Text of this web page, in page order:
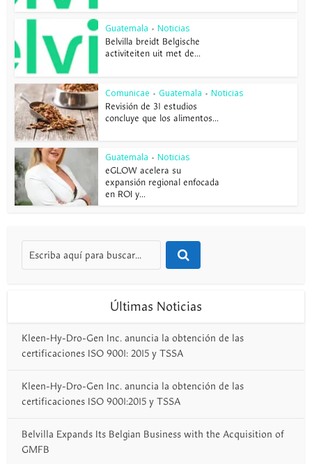
Guatemala • Noticias
Belvilla breidt Belgische
activiteiten uit met de...
Comunicae • Guatemala • Noticias
Revisión de 31 estudios
concluye que los alimentos...
Guatemala • Noticias
eGLOW acelera su
expansión regional enfocada
en ROI y...
Últimas Noticias
Kleen-Hy-Dro-Gen Inc. anuncia la obtención de las
certificaciones ISO 9001: 2015 y TSSA
Kleen-Hy-Dro-Gen Inc. anuncia la obtención de las
certificaciones ISO 9001:2015 y TSSA
Belvilla Expands Its Belgian Business with the Acquisition of
GMFB